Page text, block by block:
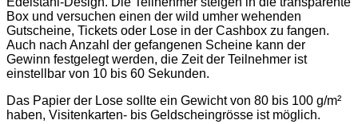
Box und versuchen einen der wild umher wehenden
Gutscheine, Tickets oder Lose in der Cashbox zu fangen.
Auch nach Anzahl der gefangenen Scheine kann der
Gewinn festgelegt werden, die Zeit der Teilnehmer ist
einstellbar von 10 bis 60 Sekunden.
Das Papier der Lose sollte ein Gewicht von 80 bis 100 g/m²
haben, Visitenkarten- bis Geldscheingrösse ist möglich.